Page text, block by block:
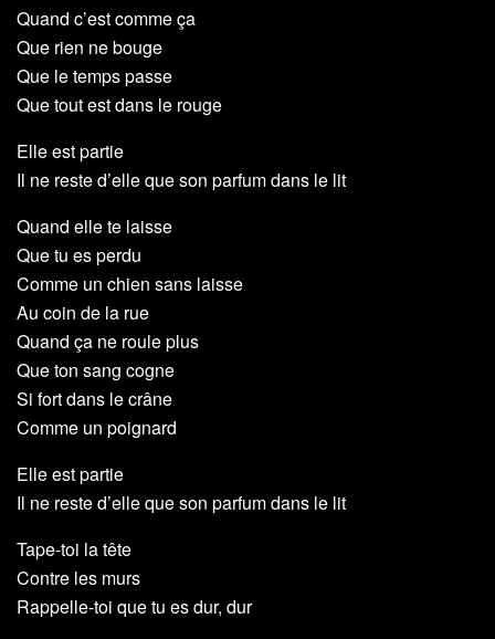
Quand c’est comme ça
Que rien ne bouge
Que le temps passe
Que tout est dans le rouge
Elle est partie
Il ne reste d’elle que son parfum dans le lit
Quand elle te laisse
Que tu es perdu
Comme un chien sans laisse
Au coin de la rue
Quand ça ne roule plus
Que ton sang cogne
Si fort dans le crâne
Comme un poignard
Elle est partie
Il ne reste d’elle que son parfum dans le lit
Tape-toi la tête
Contre les murs
Rappelle-toi que tu es dur, dur